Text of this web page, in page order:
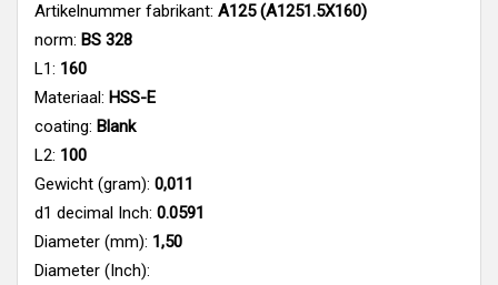
Artikelnummer fabrikant: A125 (A1251.5X160)
norm: BS 328
L1: 160
Materiaal: HSS-E
coating: Blank
L2: 100
Gewicht (gram): 0,011
d1 decimal Inch: 0.0591
Diameter (mm): 1,50
Diameter (Inch):